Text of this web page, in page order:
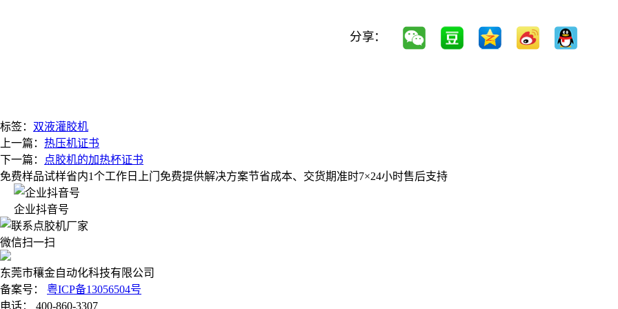
分享：
标签： 双液灌胶机
上一篇： 热压机证书
下一篇：
点胶机的加热杯证书
免费样品试样省内1个工作日上门 免费提供解决方案节省成本、交货期准时7×24小时售后支持
企业抖音号
微信扫一扫
东莞市穰金自动化科技有限公司
备案号： 粤ICP备13056504号
电话： 400-860-3307